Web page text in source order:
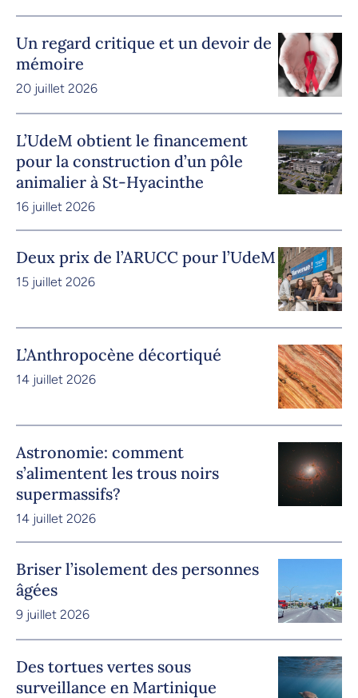
Un regard critique et un devoir de
mémoire
20 juillet 2026
L’UdeM obtient le financement
pour la construction d’un pôle
animalier à St-Hyacinthe
16 juillet 2026
Deux prix de l’ARUCC pour l’UdeM
15 juillet 2026
L’Anthropocène décortiqué
14 juillet 2026
Astronomie: comment
s’alimentent les trous noirs
supermassifs?
14 juillet 2026
Briser l’isolement des personnes
âgées
9 juillet 2026
Des tortues vertes sous
surveillance en Martinique